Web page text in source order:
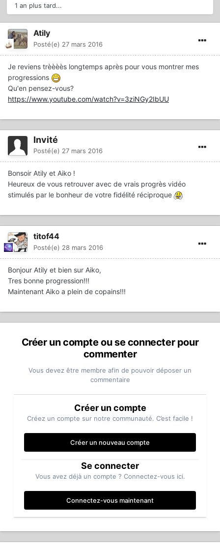
1 an plus tard...
Atily
Posté(e) 27 mars 2016
Je reviens trèèèès longtemps après pour vous montrer mes
progressions
Qu'en pensez-vous?
https://www.youtube.com/watch?v=3ziNGy2IbUU
Invité
Posté(e) 27 mars 2016
Bonsoir Atily et Aiko !
Heureux de vous retrouver avec de vrais progrès vidéo
stimulés par le bonheur de votre fidélité réciproque
titof44
Posté(e) 28 mars 2016
Bonjour Atily et bien sur Aiko,
Tres bonne progression!!!
Maintenant Aiko a plein de copains!!!
Créer un compte ou se connecter pour
commenter
Vous devez être membre afin de pouvoir déposer un
commentaire
Créer un compte
Créez un compte sur notre communauté. C’est facile !
Créer un nouveau compte
Se connecter
Vous avez déjà un compte ? Connectez-vous ici.
Connectez-vous maintenant